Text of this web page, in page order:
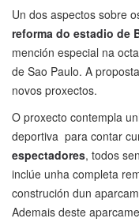
Un dos aspectos sobre
reforma do estadio de
mención especial na
de Sao Paulo. A
novos proxectos.
O proxecto contempla
deportiva para contar
espectadores, todos
inclúe unha completa
construción dun
Ademais deste